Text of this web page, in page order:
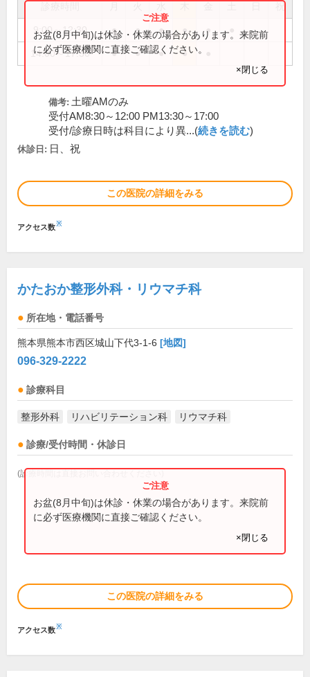
祝
9:00～12:30 ● ● ● ● ●
14:00～17:30 ● ● ● ●
お盆(8月中旬)は休診・休業の場合があります。来院前
に必ず医療機関に直接ご確認ください。
×閉じる
備考: 土曜AMのみ
受付AM8:30～12:00 PM13:30～17:00
受付/診療日時は科目により異...(続きを読む)
休診日: 日、祝
この医院の詳細をみる
アクセス数※
かたおか整形外科・リウマチ科
所在地・電話番号
熊本県熊本市西区城山下代3-1-6 [地図]
096-329-2222
診療科目
整形外科 リハビリテーション科 リウマチ科
診療/受付時間・休診日
(診療時間は直接お問い合わせください)
お盆(8月中旬)は休診・休業の場合があります。来院前
に必ず医療機関に直接ご確認ください。
×閉じる
この医院の詳細をみる
アクセス数※